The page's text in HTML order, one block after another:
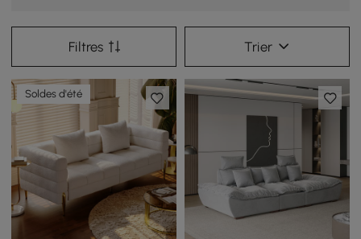
Filtres Trier
Soldes d'été